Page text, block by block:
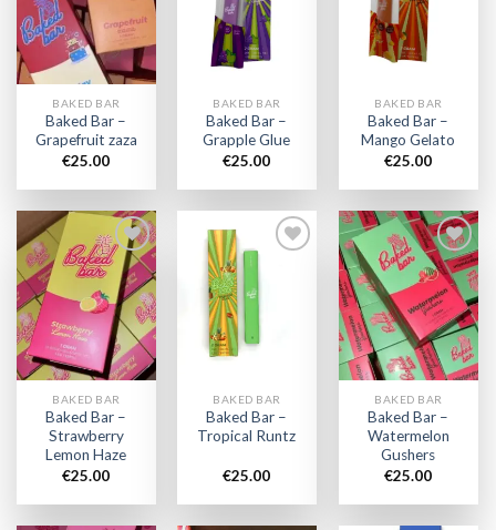
wishlist
BAKED BAR
Baked Bar –
Grapefruit zaza
€25.00
Add to
wishlist
BAKED BAR
Baked Bar –
Grapple Glue
€25.00
Add to
wishlist
BAKED BAR
Baked Bar –
Mango Gelato
€25.00
Add to
wishlist
BAKED BAR
Baked Bar –
Strawberry
Lemon Haze
€25.00
BAKED BAR
Baked Bar –
Tropical Runtz
€25.00
Add to
wishlist
BAKED BAR
Baked Bar –
Watermelon
Gushers
€25.00